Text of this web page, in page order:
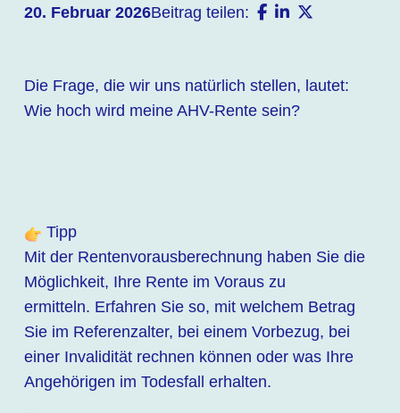
20. Februar 2026Beitrag teilen:
Die Frage, die wir uns natürlich stellen, lautet:
Wie hoch wird meine AHV-Rente sein?
Tipp
Mit der Rentenvorausberechnung haben Sie die
Möglichkeit, Ihre Rente im Voraus zu
ermitteln. Erfahren Sie so, mit welchem Betrag
Sie im Referenzalter, bei einem Vorbezug, bei
einer Invalidität rechnen können oder was Ihre
Angehörigen im Todesfall erhalten.